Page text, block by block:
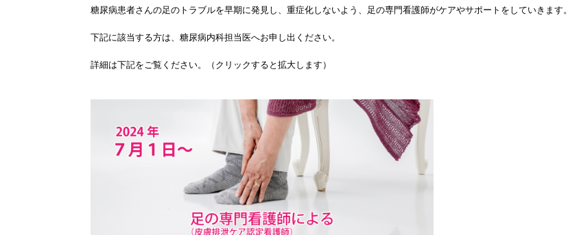
糖尿病患者さんの足のトラブルを早期に発見し、重症化しないよう、足の専門看護師がケアやサポートをしていきます。
下記に該当する方は、糖尿病内科担当医へお申し出ください。
詳細は下記をご覧ください。（クリックすると拡大します）